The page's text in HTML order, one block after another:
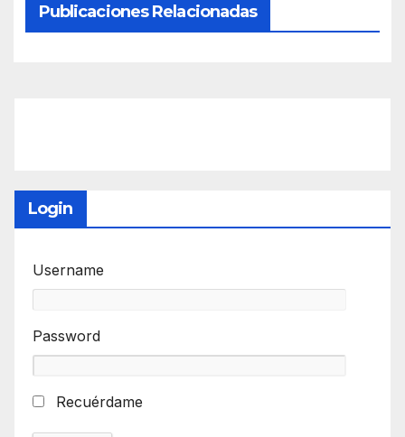
Publicaciones Relacionadas
Login
Username
Password
Recuérdame